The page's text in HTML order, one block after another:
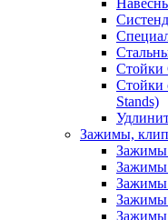
Стойки
Стойки
Stands)
Зажимы,
Зажимы
Зажимы
Зажимы
Зажимы
Зажимы